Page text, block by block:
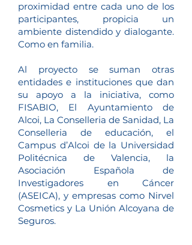
proximidad entre cada uno de los
participantes, propicia un
ambiente distendido y dialogante.
Como en familia.
Al proyecto se suman otras
entidades e instituciones que dan
su apoyo a la iniciativa, como
FISABIO, El Ayuntamiento de
Alcoi, La Conselleria de Sanidad, La
Conselleria de educación, el
Campus d’Alcoi de la Universidad
Politécnica de Valencia, la
Asociación Española de
Investigadores en Cáncer
(ASEICA), y empresas como Nirvel
Cosmetics y La Unión Alcoyana de
Seguros.